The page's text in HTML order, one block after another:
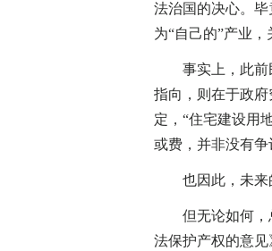
法治国的决心。
为“自己的”产业
事实上，此前民
指向，则在于政
定，“住宅建设用
或费，并非没有争
也因此，未来的
但无论如何，总
法保护产权的意